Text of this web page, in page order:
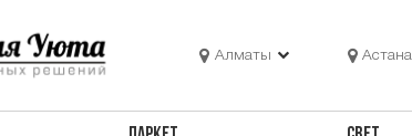
Алматы Астана